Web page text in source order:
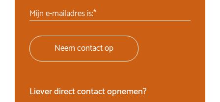
Mijn e-mailadres is:*
Neem contact op
Liever direct contact opnemen?